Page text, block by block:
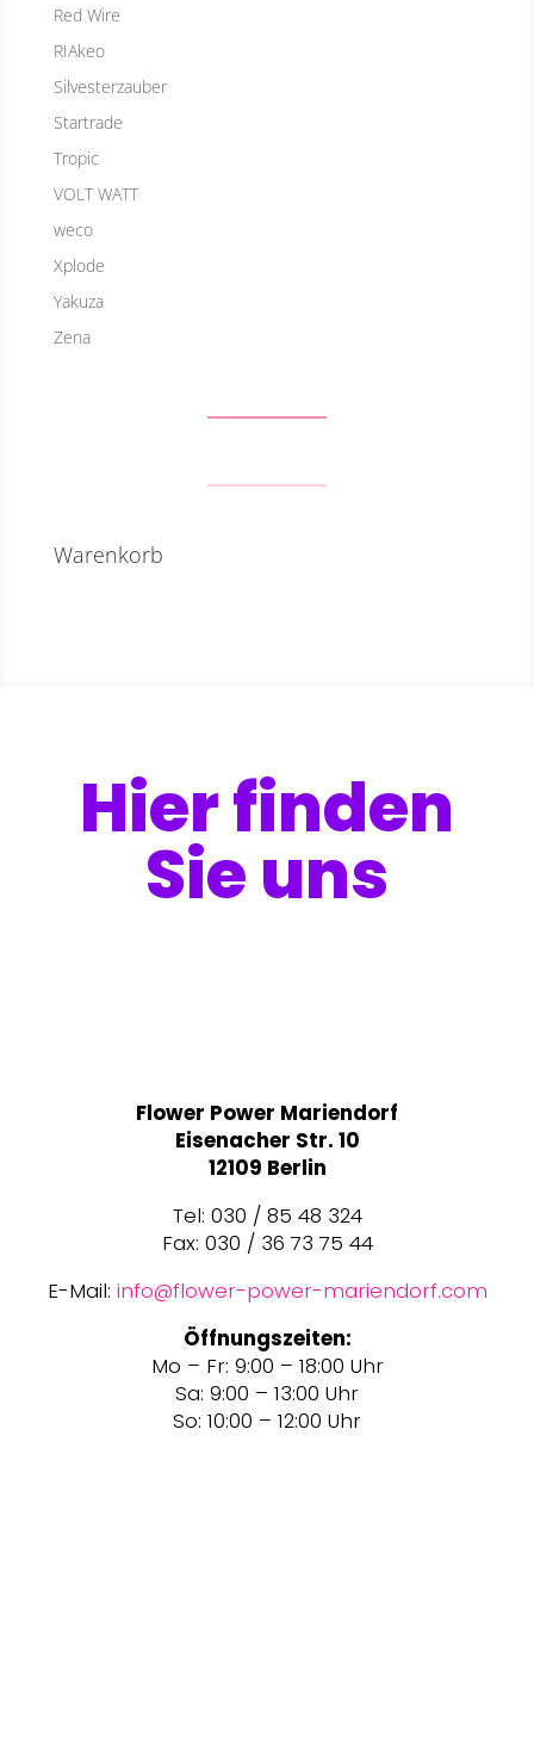
Red Wire
RIAkeo
Silvesterzauber
Startrade
Tropic
VOLT WATT
weco
Xplode
Yakuza
Zena
Warenkorb
Hier finden
Sie uns
Flower Power Mariendorf
Eisenacher Str. 10
12109 Berlin
Tel: 030 / 85 48 324
Fax: 030 / 36 73 75 44
E-Mail: info@flower-power-mariendorf.com
Öffnungszeiten:
Mo – Fr: 9:00 – 18:00 Uhr
Sa: 9:00 – 13:00 Uhr
So: 10:00 – 12:00 Uhr